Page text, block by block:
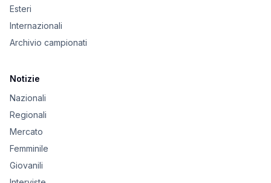
Esteri
Internazionali
Archivio campionati
Notizie
Nazionali
Regionali
Mercato
Femminile
Giovanili